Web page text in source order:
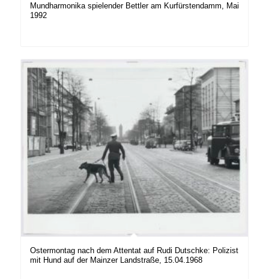
Mundharmonika spielender Bettler am Kurfürstendamm, Mai
1992
Ostermontag nach dem Attentat auf Rudi Dutschke: Polizist
mit Hund auf der Mainzer Landstraße, 15.04.1968